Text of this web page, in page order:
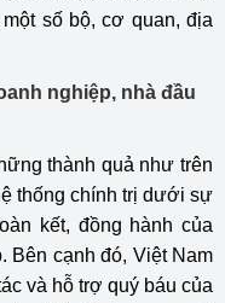
số bộ, cơ quan, địa
nghiệp, nhà đầu
thành quả như trên
thống chính trị dưới sự
kết, đồng hành của
Bên cạnh đó, Việt Nam
và hỗ trợ quý báu của